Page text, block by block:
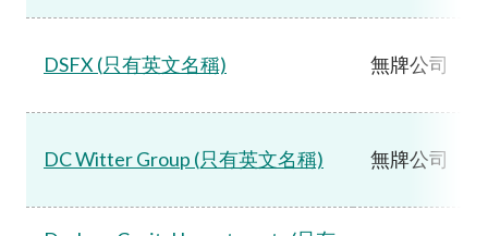
DSFX (只有英文名稱) 無牌公司
DC Witter Group (只有英文名稱) 無牌公司